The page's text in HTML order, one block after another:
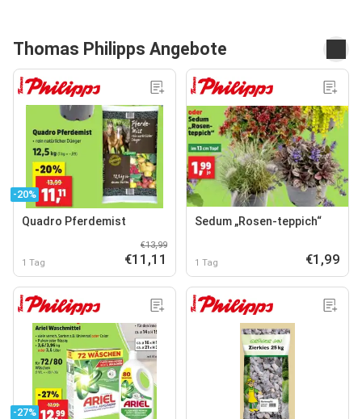
Thomas Philipps Angebote
-20%
Quadro Pferdemist
1 Tag
€13,99
€11,11
Sedum „Rosen-teppich“
1 Tag €1,99
-27%